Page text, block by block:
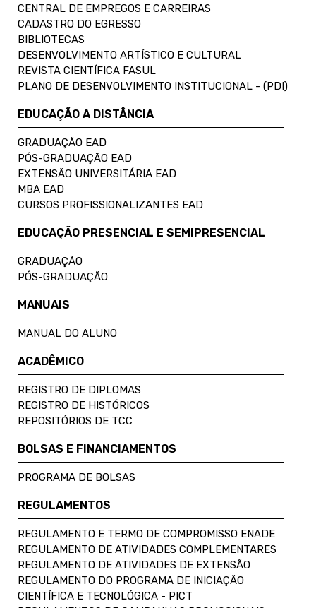
CENTRAL DE EMPREGOS E CARREIRAS
CADASTRO DO EGRESSO
BIBLIOTECAS
DESENVOLVIMENTO ARTÍSTICO E CULTURAL
REVISTA CIENTÍFICA FASUL
PLANO DE DESENVOLVIMENTO INSTITUCIONAL - (PDI)
EDUCAÇÃO A DISTÂNCIA
GRADUAÇÃO EAD
PÓS-GRADUAÇÃO EAD
EXTENSÃO UNIVERSITÁRIA EAD
MBA EAD
CURSOS PROFISSIONALIZANTES EAD
EDUCAÇÃO PRESENCIAL E SEMIPRESENCIAL
GRADUAÇÃO
PÓS-GRADUAÇÃO
MANUAIS
MANUAL DO ALUNO
ACADÊMICO
REGISTRO DE DIPLOMAS
REGISTRO DE HISTÓRICOS
REPOSITÓRIOS DE TCC
BOLSAS E FINANCIAMENTOS
PROGRAMA DE BOLSAS
REGULAMENTOS
REGULAMENTO E TERMO DE COMPROMISSO ENADE
REGULAMENTO DE ATIVIDADES COMPLEMENTARES
REGULAMENTO DE ATIVIDADES DE EXTENSÃO
REGULAMENTO DO PROGRAMA DE INICIAÇÃO
CIENTÍFICA E TECNOLÓGICA - PICT